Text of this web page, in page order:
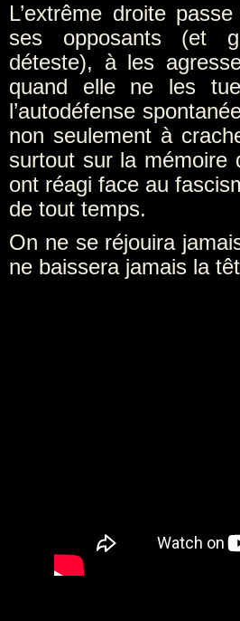
L’extrême droite
ses opposants (et
déteste), à les
quand elle ne les
l’autodéfense
non seulement à
surtout sur la mémoire
ont réagi face au
de tout temps.
On ne se réjouira
ne baissera jamais la